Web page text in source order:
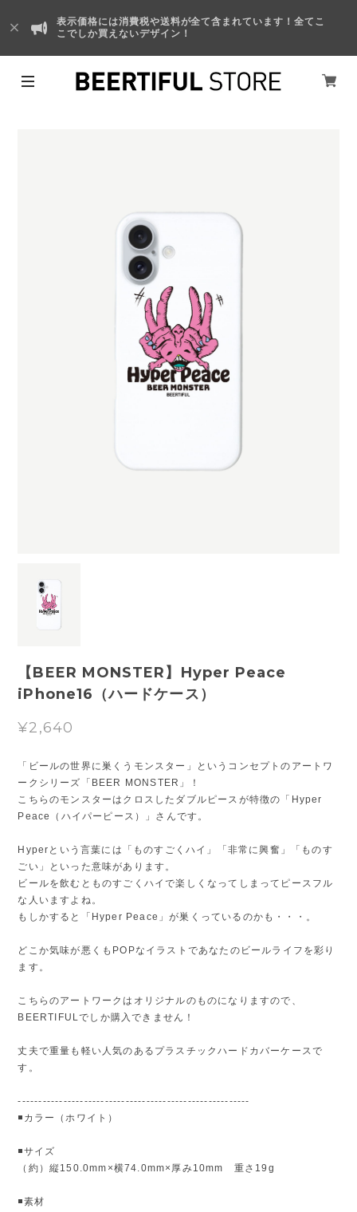
表示価格には消費税や送料が全て含まれています！全てこ
こでしか買えないデザイン！
【BEER MONSTER】Hyper Peace
iPhone16（ハードケース）
¥2,640
「ビールの世界に巣くうモンスター」というコンセプトのアートワ
ークシリーズ「BEER MONSTER」！
こちらのモンスターはクロスしたダブルピースが特徴の「Hyper
Peace（ハイパーピース）」さんです。
Hyperという言葉には「ものすごくハイ」「非常に興奮」「ものす
ごい」といった意味があります。
ビールを飲むとものすごくハイで楽しくなってしまってピースフル
な人いますよね。
もしかすると「Hyper Peace」が巣くっているのかも・・・。
どこか気味が悪くもPOPなイラストであなたのビールライフを彩り
ます。
こちらのアートワークはオリジナルのものになりますので、
BEERTIFULでしか購入できません！
丈夫で重量も軽い人気のあるプラスチックハードカバーケースで
す。
--------------------------------------------------------
◾️カラー（ホワイト）
◾️サイズ
（約）縦150.0mm×横74.0mm×厚み10mm 重さ19g
◾️素材